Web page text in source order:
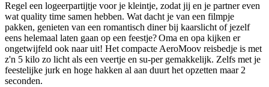
Regel een logeerpartijtje voor je kleintje, zodat jij en je partner even
wat quality time samen hebben. Wat dacht je van een filmpje
pakken, genieten van een romantisch diner bij kaarslicht of jezelf
eens helemaal laten gaan op een feestje? Oma en opa kijken er
ongetwijfeld ook naar uit! Het compacte AeroMoov reisbedje is met
z'n 5 kilo zo licht als een veertje en su-per gemakkelijk. Zelfs met je
feestelijke jurk en hoge hakken al aan duurt het opzetten maar 2
seconden.